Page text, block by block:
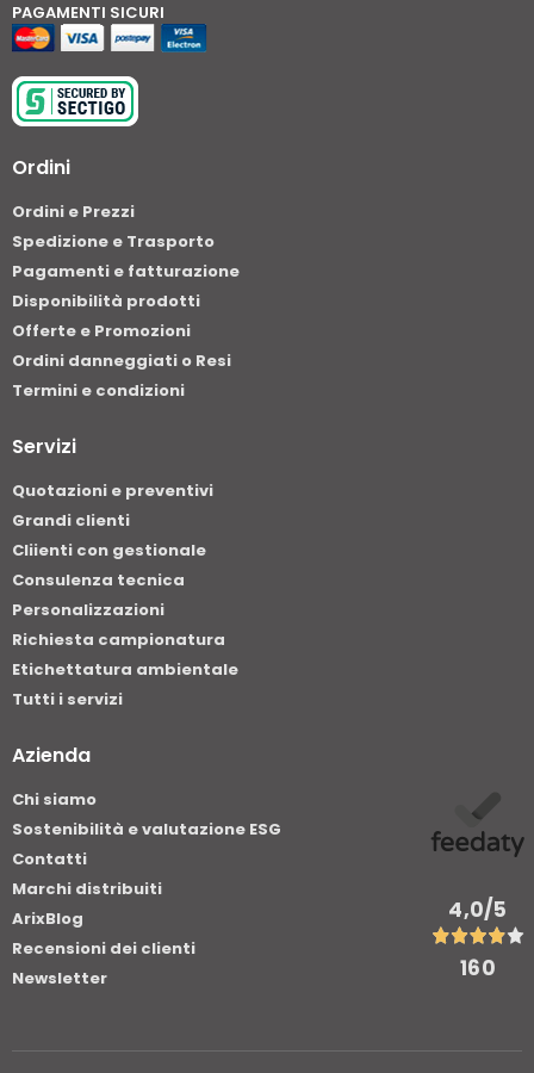
PAGAMENTI SICURI
Ordini
Ordini e Prezzi
Spedizione e Trasporto
Pagamenti e fatturazione
Disponibilità prodotti
Offerte e Promozioni
Ordini danneggiati o Resi
Termini e condizioni
Servizi
Quotazioni e preventivi
Grandi clienti
Cliienti con gestionale
Consulenza tecnica
Personalizzazioni
Richiesta campionatura
Etichettatura ambientale
Tutti i servizi
Azienda
Chi siamo
Sostenibilità e valutazione ESG
Contatti
Marchi distribuiti
ArixBlog
Recensioni dei clienti
Newsletter
4,0/5
160